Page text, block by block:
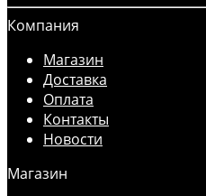
Компания
Магазин
Доставка
Оплата
Контакты
Новости
Магазин